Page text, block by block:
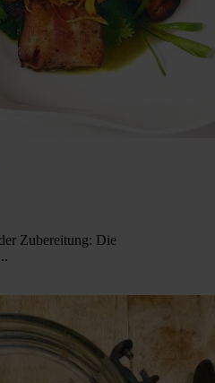
Zubereitung: Die